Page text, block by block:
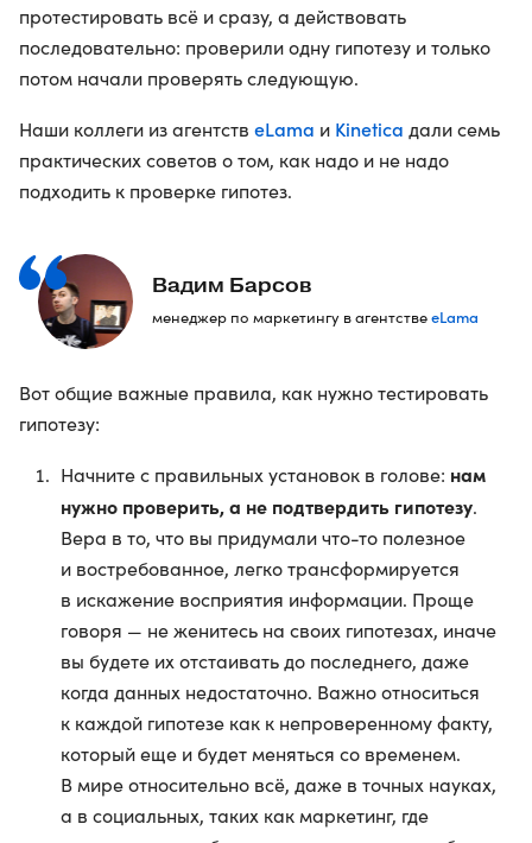
протестировать всё и сразу, а действовать
последовательно: проверили одну гипотезу и только
потом начали проверять следующую.
Наши коллеги из агентств eLama и Kinetica дали семь
практических советов о том, как надо и не надо
подходить к проверке гипотез.
Вадим Барсов
менеджер по маркетингу в агентствеeLama
Вот общие важные правила, как нужно тестировать
гипотезу:
Начните с правильных установок в голове: нам
нужно проверить, а не подтвердить гипотезу.
Вера в то, что вы придумали что-то полезное
и востребованное, легко трансформируется
в искажение восприятия информации. Проще
говоря — не женитесь на своих гипотезах, иначе
вы будете их отстаивать до последнего, даже
когда данных недостаточно. Важно относиться
к каждой гипотезе как к непроверенному факту,
который еще и будет меняться со временем.
В мире относительно всё, даже в точных науках,
а в социальных, таких как маркетинг, где